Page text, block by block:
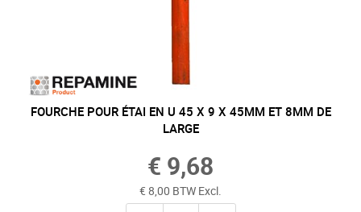
FOURCHE POUR ÉTAI EN U 45 X 9 X 45MM ET 8MM DE
LARGE
€ 9,68
€ 8,00 BTW Excl.